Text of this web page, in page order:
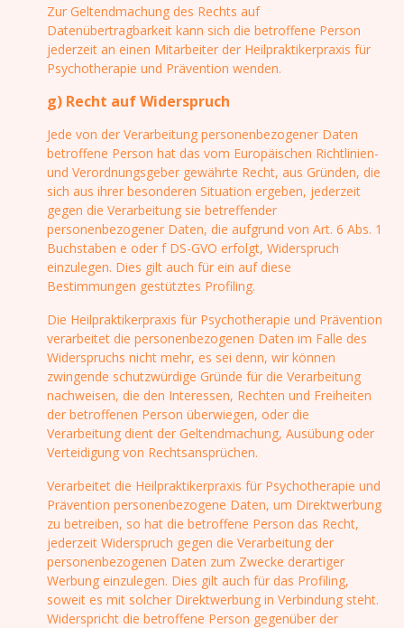
Zur Geltendmachung des Rechts auf
Datenübertragbarkeit kann sich die betroffene Person
jederzeit an einen Mitarbeiter der Heilpraktikerpraxis für
Psychotherapie und Prävention wenden.
g) Recht auf Widerspruch
Jede von der Verarbeitung personenbezogener Daten
betroffene Person hat das vom Europäischen Richtlinien-
und Verordnungsgeber gewährte Recht, aus Gründen, die
sich aus ihrer besonderen Situation ergeben, jederzeit
gegen die Verarbeitung sie betreffender
personenbezogener Daten, die aufgrund von Art. 6 Abs. 1
Buchstaben e oder f DS-GVO erfolgt, Widerspruch
einzulegen. Dies gilt auch für ein auf diese
Bestimmungen gestütztes Profiling.
Die Heilpraktikerpraxis für Psychotherapie und Prävention
verarbeitet die personenbezogenen Daten im Falle des
Widerspruchs nicht mehr, es sei denn, wir können
zwingende schutzwürdige Gründe für die Verarbeitung
nachweisen, die den Interessen, Rechten und Freiheiten
der betroffenen Person überwiegen, oder die
Verarbeitung dient der Geltendmachung, Ausübung oder
Verteidigung von Rechtsansprüchen.
Verarbeitet die Heilpraktikerpraxis für Psychotherapie und
Prävention personenbezogene Daten, um Direktwerbung
zu betreiben, so hat die betroffene Person das Recht,
jederzeit Widerspruch gegen die Verarbeitung der
personenbezogenen Daten zum Zwecke derartiger
Werbung einzulegen. Dies gilt auch für das Profiling,
soweit es mit solcher Direktwerbung in Verbindung steht.
Widerspricht die betroffene Person gegenüber der